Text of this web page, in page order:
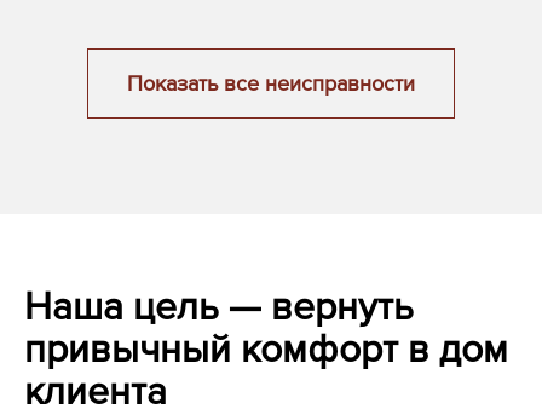
Показать все неисправности
Наша цель — вернуть
привычный комфорт в дом
клиента